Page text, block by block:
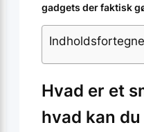
gadgets der faktisk
Hvad er et
hvad kan